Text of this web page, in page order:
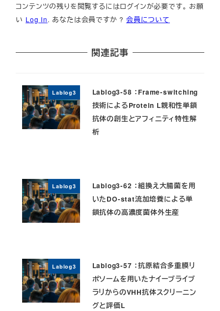
コンテンツの残りを閲覧するにはログインが必要です。 お願
い Log In. あなたは会員ですか ?会員について
関連記事
Lablog3
Lablog3-58 ：Frame-switching
技術によるProtein L親和性単鎖
抗体の創生とアフィニティ特性解
析
Lablog3
Lablog3-62 ：組換え大腸菌を用
いたDO-stat流加培養による単
鎖抗体の高濃度菌体外生産
Lablog3
Lablog3-57 ：抗原結合多重膜リ
ポソームを用いたナイーブライブ
ラリからのVHH抗体スクリーニン
グと評価L